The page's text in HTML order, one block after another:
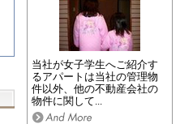
当社が女子学生へご紹介す
るアパートは当社の管理物
件以外、他の不動産会社の
物件に関して...